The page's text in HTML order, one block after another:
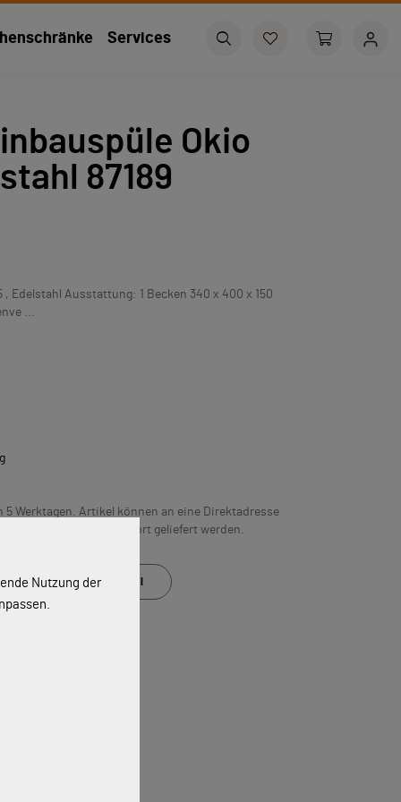
Nutzung der
Services
Okio
87189
, Edelstahl Ausstattung: 1 Becken 340 x 400 x 150
...
Werktagen. Artikel können an eine Direktadresse
gewählten Abholort geliefert werden.
Auf den Merkzettel